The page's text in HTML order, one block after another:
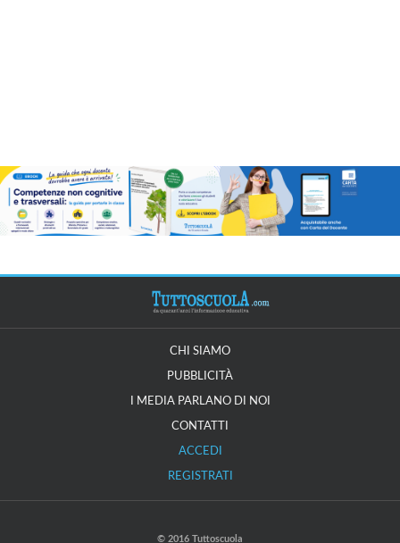
CHI SIAMO
PUBBLICITÀ
I MEDIA PARLANO DI NOI
CONTATTI
ACCEDI
REGISTRATI
© 2016 Tuttoscuola